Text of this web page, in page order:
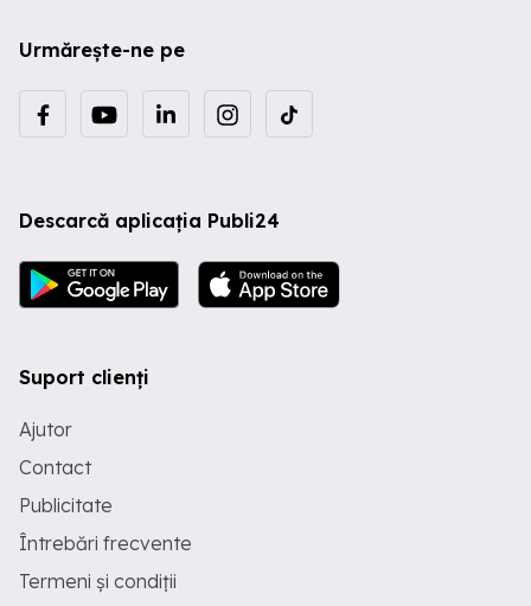
Urmărește-ne pe
Descarcă aplicația Publi24
Suport clienți
Ajutor
Contact
Publicitate
Întrebări frecvente
Termeni și condiții